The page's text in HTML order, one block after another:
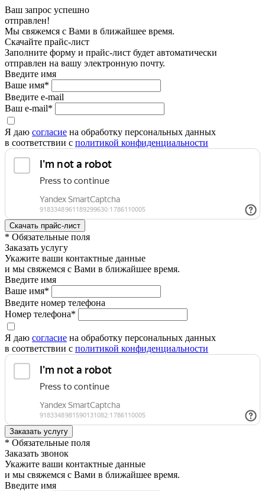
Ваш запрос успешно
отправлен!
Мы свяжемся с Вами в ближайшее время.
Скачайте прайс-лист
Заполните форму и прайс-лист будет автоматически
отправлен на вашу электронную почту.
Введите имя
Ваше имя*
Введите e-mail
Ваш e-mail*
Я даю согласие на обработку персональных данных
в соответствии с политикой конфиденциальности
* Обязательные поля
Заказать услугу
Укажите ваши контактные данные
и мы свяжемся с Вами в ближайшее время.
Введите имя
Ваше имя*
Введите номер телефона
Номер телефона*
Я даю согласие на обработку персональных данных
в соответствии с политикой конфиденциальности
* Обязательные поля
Заказать звонок
Укажите ваши контактные данные
и мы свяжемся с Вами в ближайшее время.
Введите имя